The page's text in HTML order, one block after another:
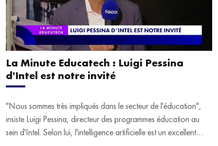
La Minute Educatech : Luigi Pessina
d'Intel est notre invité
"Nous sommes très impliqués dans le secteur de l'éducation",
insiste Luigi Pessina, directeur des programmes éducation au
sein d'Intel. Selon lui, l'intelligence artificielle est un excellent